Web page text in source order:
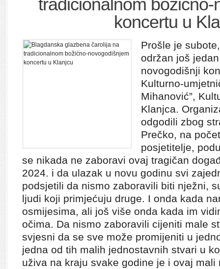
tradicionalnom
koncertu u
Prošle je
održan još
novogodišnji
Kulturno-
Mihanović”,
Klanjca.
odgodili zbog
Prečko, na
posjetitelje,
se nikada ne zaboravi ovaj tragičan
2024. i da ulazak u novu godinu svi
podsjetili da nismo zaboravili biti nježni,
ljudi koji primjećuju druge. I onda kada
osmijesima, ali još više onda kada im
očima. Da nismo zaboravili cijeniti male
svjesni da se sve može promijeniti u
jedna od tih malih jednostavnih stvari u
uživa na kraju svake godine je i ovaj mali